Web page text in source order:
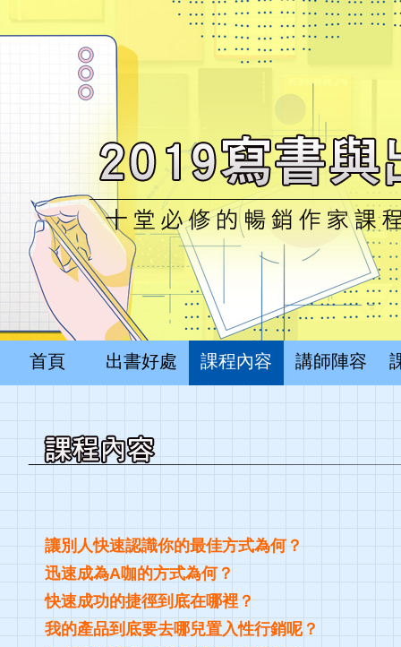
首頁 出書好處 課程內容 講師陣容
讓別人快速認識你的最佳方式為何？
迅速成為A咖的方式為何？
快速成功的捷徑到底在哪裡？
我的產品到底要去哪兒置入性行銷呢？